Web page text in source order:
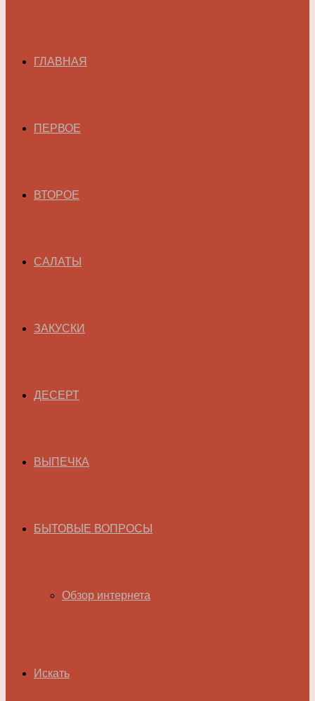
ГЛАВНАЯ
ПЕРВОЕ
ВТОРОЕ
САЛАТЫ
ЗАКУСКИ
ДЕСЕРТ
ВЫПЕЧКА
БЫТОВЫЕ ВОПРОСЫ
Обзор интернета
Искать